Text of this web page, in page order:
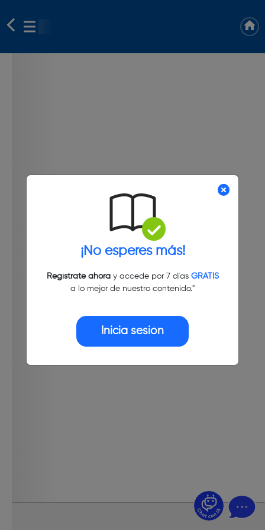
¡No esperes más!
Regístrate ahoray accede por 7 días GRATIS
a lo mejor de nuestro contenido."
Inicia sesión